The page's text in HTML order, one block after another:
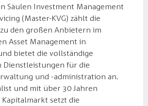
Säulen Investment Management
(Master-KVG) zählt die
den großen Anbietern im
Asset Management in
bietet die vollständige
Dienstleistungen für die
und -administration an.
und mit über 30 Jahren
setzt die